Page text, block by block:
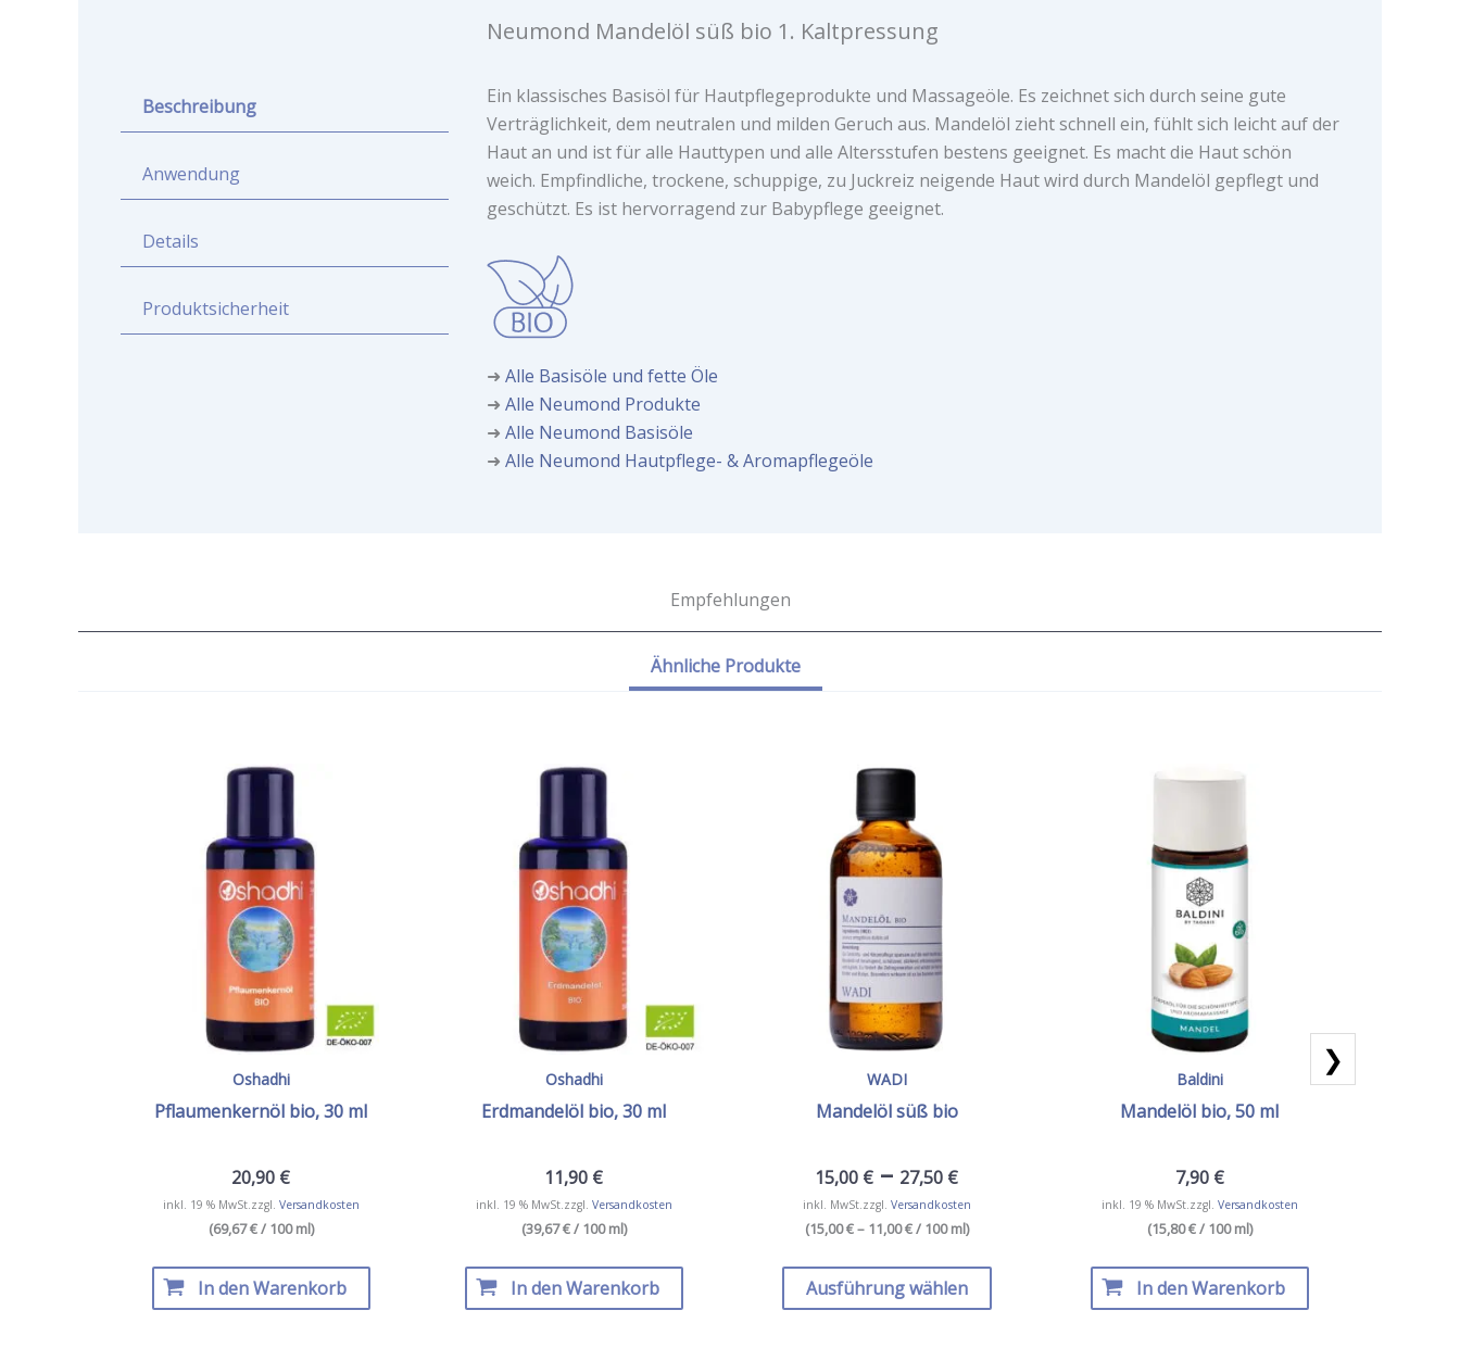
Neumond Mandelöl süß bio 1. Kaltpressung
Beschreibung
Anwendung
Details
Produktsicherheit
Ein klassisches Basisöl für Hautpflegeprodukte und Massageöle. Es zeichnet sich durch seine gute
Verträglichkeit, dem neutralen und milden Geruch aus. Mandelöl zieht schnell ein, fühlt sich leicht auf der
Haut an und ist für alle Hauttypen und alle Altersstufen bestens geeignet. Es macht die Haut schön
weich. Empfindliche, trockene, schuppige, zu Juckreiz neigende Haut wird durch Mandelöl gepflegt und
geschützt. Es ist hervorragend zur Babypflege geeignet.
➜ Alle Basisöle und fette Öle
➜ Alle Neumond Produkte
➜ Alle Neumond Basisöle
➜ Alle Neumond Hautpflege- & Aromapflegeöle
Empfehlungen
Ähnliche Produkte
Oshadhi
Pflaumenkernöl bio, 30 ml
20,90 €
inkl. 19 % MwSt.zzgl. Versandkosten
(69,67 € / 100 ml)
In den Warenkorb
Oshadhi
Erdmandelöl bio, 30 ml
11,90 €
inkl. 19 % MwSt.zzgl. Versandkosten
(39,67 € / 100 ml)
In den Warenkorb
WADI
Mandelöl süß bio
15,00 € – 27,50 €
inkl. MwSt.zzgl. Versandkosten
(15,00 € – 11,00 €/ 100 ml)
Ausführung wählen
Baldini
Mandelöl bio, 50 ml
7,90 €
inkl. 19 % MwSt.zzgl. Versandkosten
(15,80 € / 100 ml)
In den Warenkorb
❯